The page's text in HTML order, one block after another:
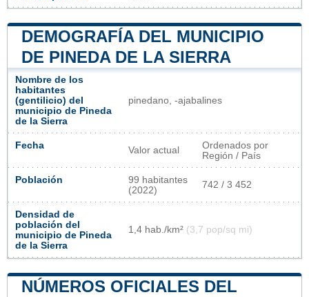
DEMOGRAFÍA DEL MUNICIPIO
DE PINEDA DE LA SIERRA
Nombre de los
habitantes
(gentilicio) del
municipio de Pineda
de la Sierra
pinedano, -ajabalines
Fecha Valor actual
Ordenados por
Región / País
Población
99 habitantes
(2022)
742 / 3 452
Densidad de
población del
municipio de Pineda
de la Sierra
1,4 hab./km² (3,7 pop/sq mi)
NÚMEROS OFICIALES DEL